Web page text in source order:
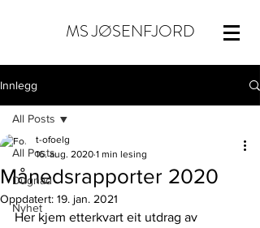
MS JØSENFJORD
Innlegg
All Posts
Dugnad
Nyhet
All Posts
Månedsrapporter 2020
t-ofoelg
16. aug. 2020 1 min lesing
Oppdatert: 19. jan. 2021
Her kjem etterkvart eit utdrag av